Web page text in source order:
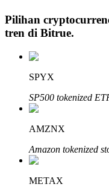
Investasi Otomatis
Raih keuntungan
Pilihan
tren di Bitrue.
SPYX
SP500 tokenized
AMZNX
Amazon tokenized
METAX